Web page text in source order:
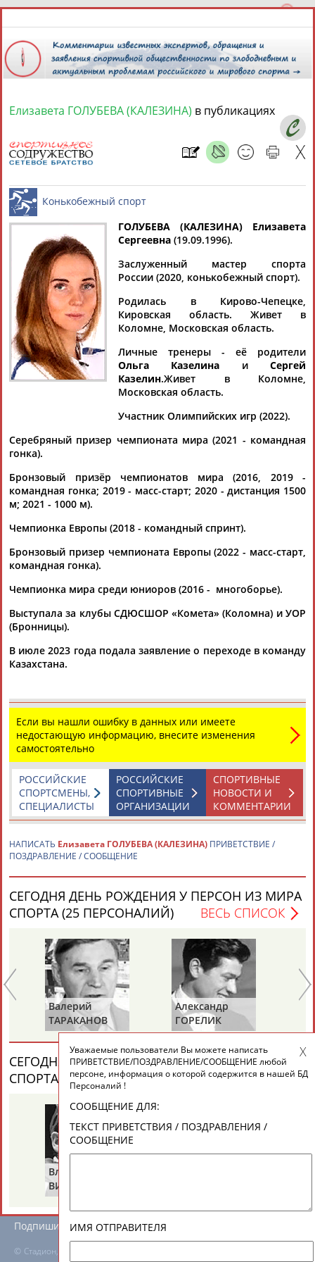
9 августа 2026 года,15:29
СПОРТСМЕНЫ, ТРЕНЕРЫ И СПЕЦИАЛИСТЫ
Найдено: 13181персон
Аслаудин
АБАЕВ
Елена
АБАИМОВА
АБАКУМОВА
АБАЛАКИНА
Дмитрий
Тамилла
АБАСОВА
Рамазан
АБАЧАРАЕВ
Ростом
Флюра
АББАТЕ-
БУЛАТОВА
АББЯСОВА
АБДИКАРИМОВААБДРАХМАНОВ
Каримжан
АБДРАХМАНОВ
Аделя
АБДРАХМАНОВА
Андрей
Герман
Рамазан
Тагир
Камиль
Загалав
Камалудин
АБДУЛДАУДОВ
Абдула
АБДУЛЖАЛИЛОВ
Магомед
АБДУЛКАГИРОВ
Назир
АБДУЛЛАЕВ
24 персон из 13181
ЕЩЁ ПЕРСОНЫ
ТАБЛО АКТИВНОСТИ
ЦЕЛИ ПРОЕКТА КОНТАКТЫ
Вопросы сотрудничества и совместной деятельности
© Стадион, 1998-2026
Подпишись
Елизавета ГОЛУБЕВА (КАЛЕЗИНА) в публикациях
Конькобежный спорт
ГОЛУБЕВА (КАЛЕЗИНА) Елизавета
Сергеевна (19.09.1996).
Заслуженный мастер спорта
России (2020, конькобежный спорт).
Родилась в Кирово-Чепецке,
Кировская область. Живет в
Коломне, Московская область.
Личные тренеры - её родители
Ольга Казелина иСергей
Казелин.Живет в Коломне,
Московская область.
Участник Олимпийских игр (2022).
Серебряный призер чемпионата мира (2021 - командная
гонка).
Бронзовый призёр чемпионатов мира (2016, 2019 -
командная гонка; 2019 - масс-старт; 2020 - дистанция 1500
м; 2021 - 1000 м).
Чемпионка Европы (2018 - командный спринт).
Бронзовый призер чемпионата Европы (2022 - масс-старт,
командная гонка).
Чемпионка мира среди юниоров (2016 - многоборье).
Выступала за клубы СДЮСШОР «Комета» (Коломна) и УОР
(Бронницы).
В июле 2023 года подала заявление о переходе в команду
Казахстана.
Если вы нашли ошибку в данных или имеете
недостающую информацию, внесите изменения
самостоятельно
СПОРТИВНЫЕ
НОВОСТИ И
КОММЕНТАРИИ
РОССИЙСКИЕ
СПОРТИВНЫЕ
ОРГАНИЗАЦИИ
РОССИЙСКИЕ
СПОРТСМЕНЫ,
СПЕЦИАЛИСТЫ
НАПИСАТЬ Елизавета ГОЛУБЕВА (КАЛЕЗИНА) ПРИВЕТСТВИЕ /
ПОЗДРАВЛЕНИЕ / СООБЩЕНИЕ
СЕГОДНЯ ДЕНЬ РОЖДЕНИЯ У ПЕРСОН ИЗ МИРА
СПОРТА (25 ПЕРСОНАЛИЙ)
ВЕСЬ СПИСОК
Валерий
ТАРАКАНОВ
Александр
ГОРЕЛИК
СЕГОДНЯ ДЕНЬ ПАМЯТИ У ПЕРСОН ИЗ МИРА
СПОРТА (2 ПЕРСОНАЛИЙ)
ВЕСЬ СПИСОК
Владимир
ВИКУЛОВ
Уважаемые пользователи Вы можете написать
ПРИВЕТСТВИЕ/ПОЗДРАВЛЕНИЕ/СООБЩЕНИЕ любой
персоне, информация о которой содержится в нашей БД
Персоналий !
СООБЩЕНИЕ ДЛЯ:
ТЕКСТ ПРИВЕТСТВИЯ / ПОЗДРАВЛЕНИЯ /
СООБЩЕНИЕ
ИМЯ ОТПРАВИТЕЛЯ